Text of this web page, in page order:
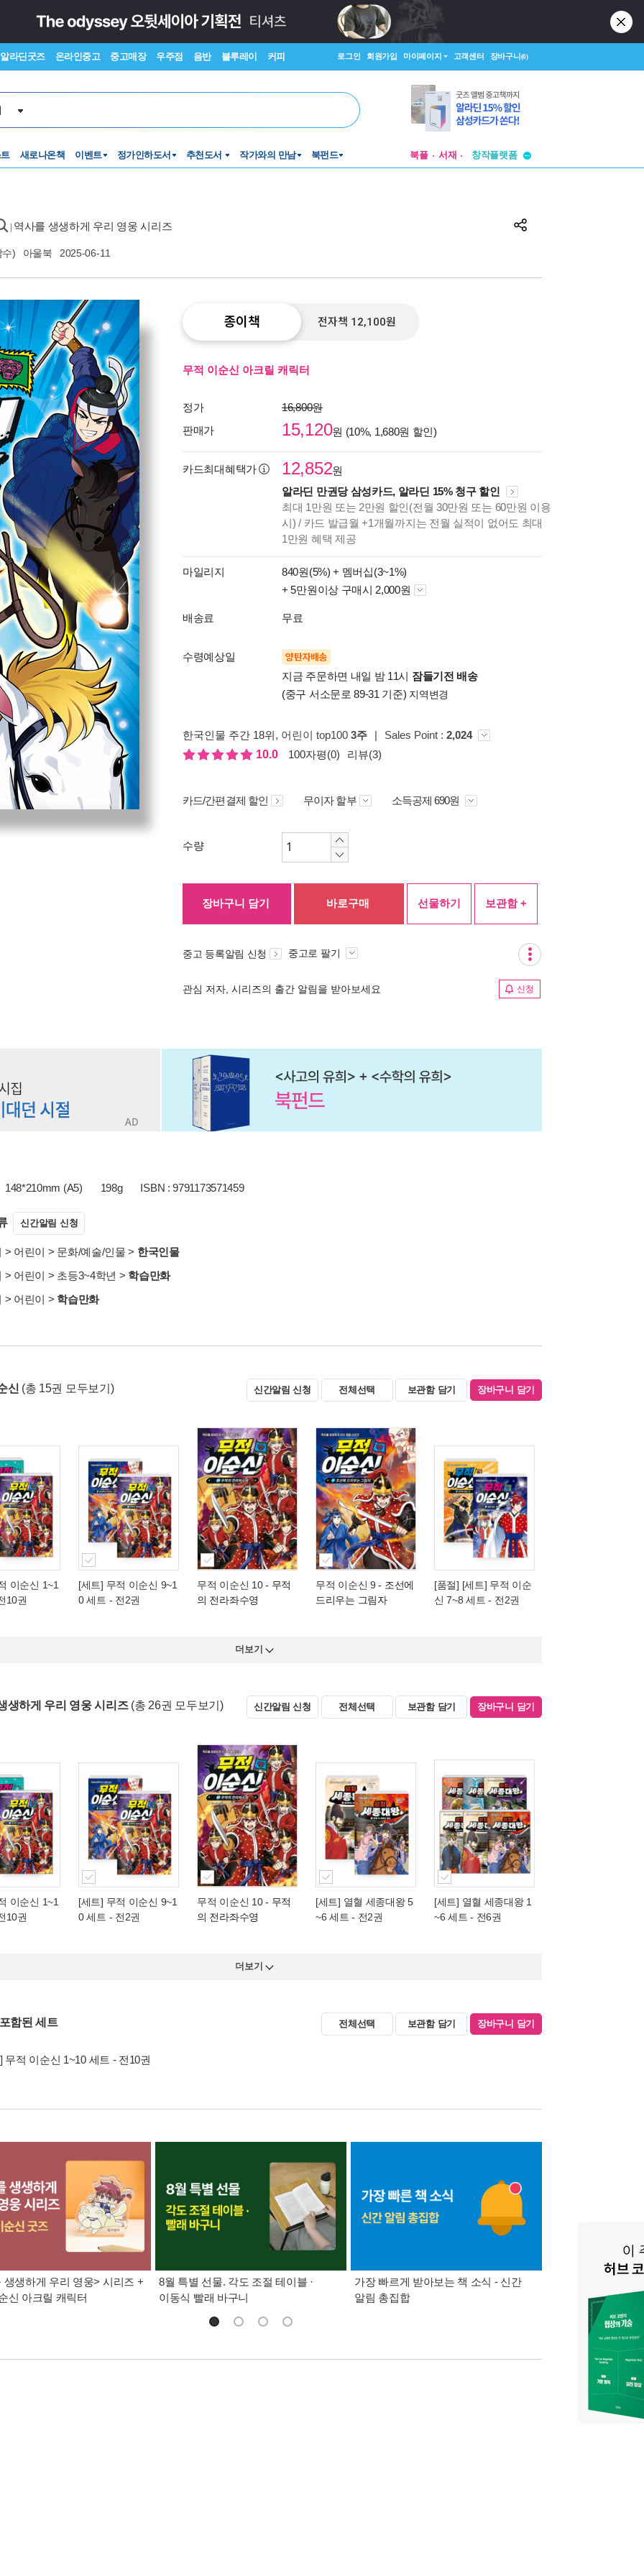
알라딘굿즈 온라인중고 중고매장 우주점 음반 블루레이 커피 로그인 회원가입 마이페이지 고객센터 장바구니(0)
새로나온책 이벤트 정가인하도서 추천도서 작가와의 만남 북펀드 북플 서재
창작플랫폼
역사를 생생하게 우리 영웅 시리즈
) 아울북 2025-06-11
종이책 전자책 12,100원
무적 이순신 아크릴 캐릭터
정가
16,800원
판매가
15,120원 (10%, 1,680원 할인)
카드최대혜택가 12,852원
알라딘 만권당 삼성카드, 알라딘 15% 청구 할인
최대 1만원 또는 2만원 할인(전월 30만원 또는 60만원 이용
시) / 카드 발급월 +1개월까지는 전월 실적이 없어도 최대
1만원 혜택 제공
마일리지 840원(5%) + 멤버십(3~1%)
+ 5만원이상 구매시 2,000원
배송료 무료
수령예상일 양탄자배송
지금 주문하면 내일 밤 11시 잠들기전 배송
(중구 서소문로 89-31 기준) 지역변경
한국인물 주간 18위, 어린이 top100 3주 | Sales Point : 2,024
10.0
100자평(0) 리뷰(3)
카드/간편결제 할인 무이자 할부 소득공제 690원
수량
장바구니 담기 바로구매 선물하기 보관함 +
중고 등록알림 신청 중고로 팔기
관심 저자, 시리즈의 출간 알림을 받아보세요 신청
148*210mm (A5) 198g ISBN : 9791173571459
신간알림 신청
> 어린이 > 문화/예술/인물 > 한국인물
> 어린이 > 초등3~4학년 > 학습만화
> 어린이 > 학습만화
신 (총 15권 모두보기) 신간알림 신청 전체선택 보관함 담기 장바구니 담기
이순신 1~1
10권
[세트] 무적 이순신 9~1
0 세트 - 전2권
무적 이순신 10- 무적
의 전라좌수영
무적 이순신 9 - 조선에
드리우는 그림자
[품절] [세트] 무적 이순
신 7~8 세트 - 전2권
더보기
생하게 우리 영웅 시리즈 (총 26권 모두보기) 신간알림 신청 전체선택 보관함 담기 장바구니 담기
이순신 1~1
10권
[세트] 무적 이순신 9~1
0 세트 - 전2권
무적 이순신 10- 무적
의 전라좌수영
[세트] 열혈 세종대왕 5
~6 세트 - 전2권
[세트] 열혈 세종대왕 1
~6 세트 - 전6권
더보기
함된 세트 전체선택 보관함 담기 장바구니 담기
무적 이순신 1~10 세트 - 전10권
생생하게 우리 영웅> 시리즈 +
신 아크릴 캐릭터
8월 특별 선물. 각도 조절 테이블 ·
이동식 빨래 바구니
가장 빠르게 받아보는 책 소식 - 신간
알림 총집합